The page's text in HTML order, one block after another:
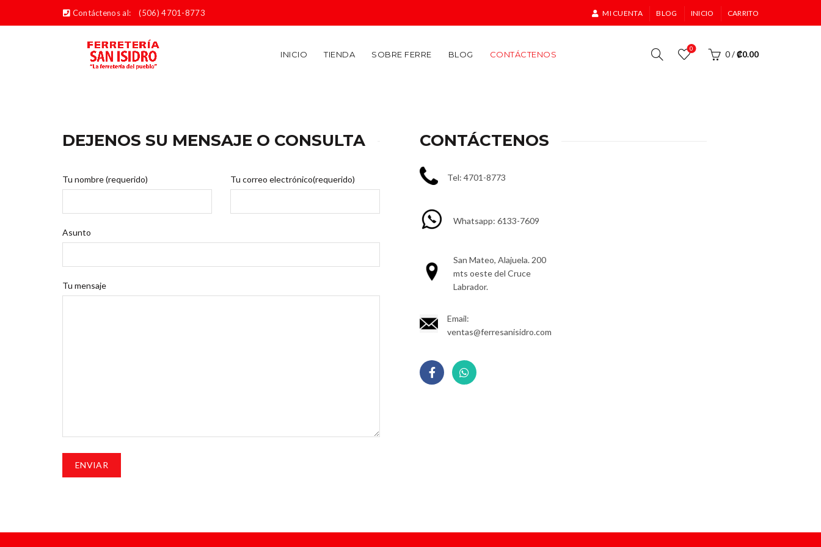
Contáctenos al: (506) 4701-8773 MI CUENTA BLOG INICIO CARRITO
INICIO TIENDA SOBRE FERRE BLOG CONTÁCTENOS
0
0/₡0.00
DEJENOS SU MENSAJE O CONSULTA
Tu nombre (requerido) Tu correo electrónico(requerido)
Asunto
Tu mensaje
CONTÁCTENOS
Tel: 4701-8773
Whatsapp: 6133-7609
San Mateo, Alajuela. 200
mts oeste del Cruce
Labrador.
Email:
ventas@ferresanisidro.com